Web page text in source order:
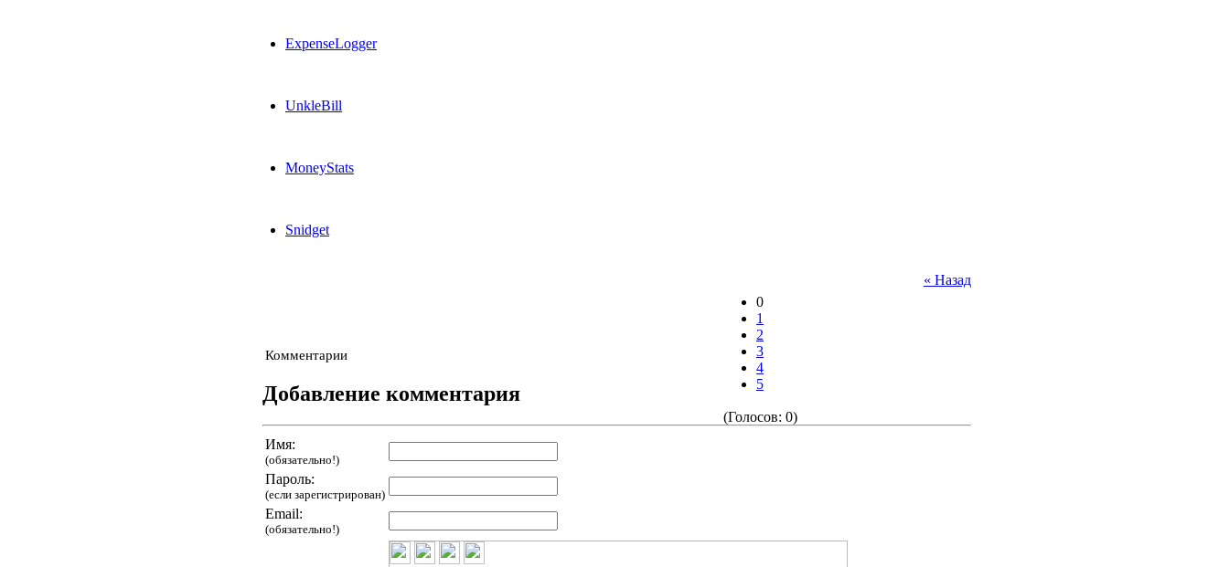
ExpenseLogger
UnkleBill
MoneyStats
Snidget
0
1
2
3
4
5
(Голосов: 0)
« Назад
Комментарии
Добавление комментария
Имя:
(обязательно!)
Пароль:
(если зарегистрирован)
Email:
(обязательно!)